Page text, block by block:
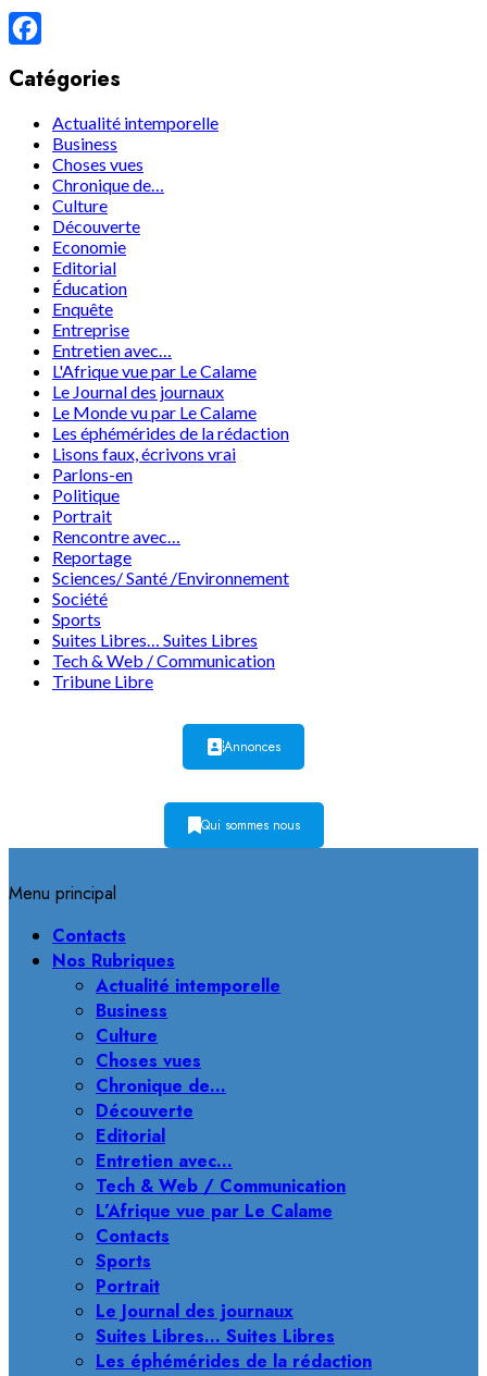
Catégories
Actualité intemporelle
Business
Choses vues
Chronique de…
Culture
Découverte
Economie
Editorial
Éducation
Enquête
Entreprise
Entretien avec…
L'Afrique vue par Le Calame
Le Journal des journaux
Le Monde vu par Le Calame
Les éphémérides de la rédaction
Lisons faux, écrivons vrai
Parlons-en
Politique
Portrait
Rencontre avec…
Reportage
Sciences/ Santé /Environnement
Société
Sports
Suites Libres… Suites Libres
Tech & Web / Communication
Tribune Libre
Annonces
Qui sommes nous
Menu principal
Contacts
Nos Rubriques
Actualité intemporelle
Business
Culture
Choses vues
Chronique de…
Découverte
Editorial
Entretien avec…
Tech & Web / Communication
L’Afrique vue par Le Calame
Contacts
Sports
Portrait
Le Journal des journaux
Suites Libres… Suites Libres
Les éphémérides de la rédaction